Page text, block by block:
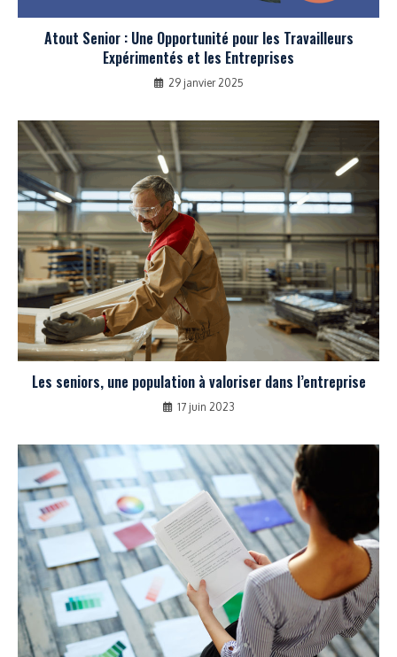
Atout Senior : Une Opportunité pour les Travailleurs
Expérimentés et les Entreprises
29 janvier 2025
Les seniors, une population à valoriser dans l’entreprise
17 juin 2023